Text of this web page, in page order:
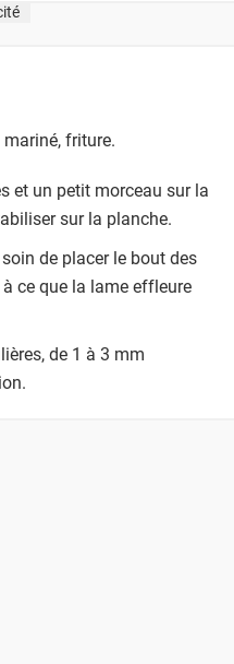
friture.
et un petit morceau sur la
sur la planche.
de placer le bout des
ce que la lame effleure
de 1 à 3 mm